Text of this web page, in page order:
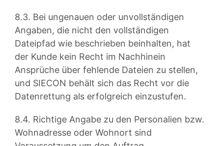
8.3. Bei ungenauen oder unvollständigen
Angaben, die nicht den vollständigen
Dateipfad wie beschrieben beinhalten, hat
der Kunde kein Recht im Nachhinein
Ansprüche über fehlende Dateien zu stellen,
und SIECON behält sich das Recht vor die
Datenrettung als erfolgreich einzustufen.
8.4. Richtige Angabe zu den Personalien bzw.
Wohnadresse oder Wohnort sind